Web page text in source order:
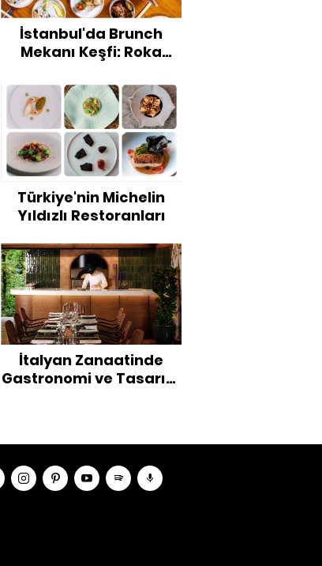
İstanbul'da Brunch
Mekanı Keşfi: Roka
Türkiye'nin Michelin
Yıldızlı Restoranları
İtalyan Zanaatinde
Gastronomi ve Tasarım